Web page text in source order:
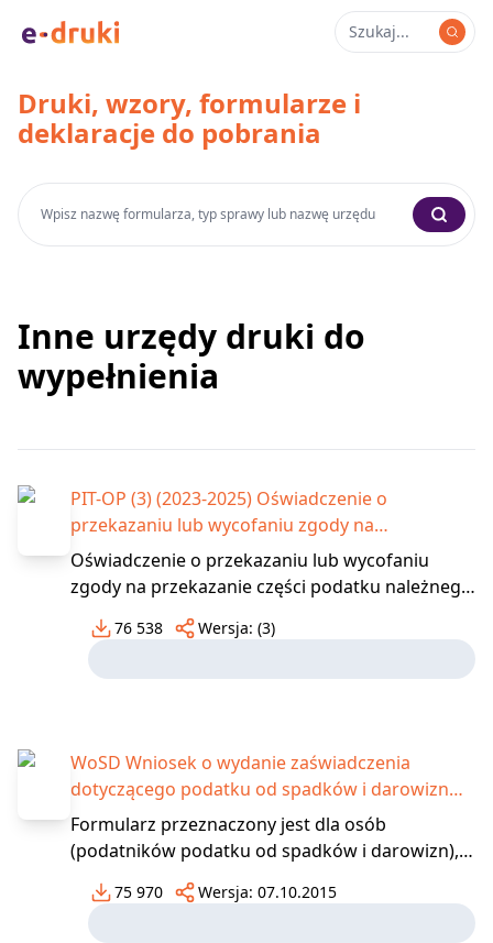
Druki, wzory, formularze i
deklaracje do pobrania
Inne urzędy druki do
wypełnienia
PIT-OP (3) (2023-2025) Oświadczenie o
przekazaniu lub wycofaniu zgody na
przekazanie części podatku należnego na rzecz
organizacji pożytku publicznego (PIT-40A)
Oświadczenie o przekazaniu lub wycofaniu
zgody na przekazanie części podatku należnego
na rzecz organizacji pożytku publicznego składa
się do 30 kwietnia roku następującego po roku
podatkowym do urzędu skarbowegoo którym
76 538 Wersja: (3)
WoSD Wniosek o wydanie zaświadczenia
dotyczącego podatku od spadków i darowizn
(spadków)
Formularz przeznaczony jest dla osób
(podatników podatku od spadków i darowizn),
które ubiegają się o wydanie zaświadczenia ze
względu na swój interes prawny w urzędowym
potwierdzeniu określonych faktów lub stanu
75 970 Wersja: 07.10.2015